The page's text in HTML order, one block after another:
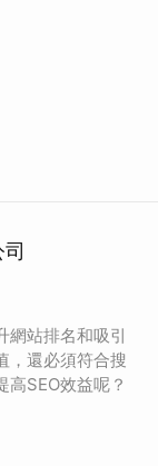
網站排名和吸引
，還必須符合搜
SEO效益呢？